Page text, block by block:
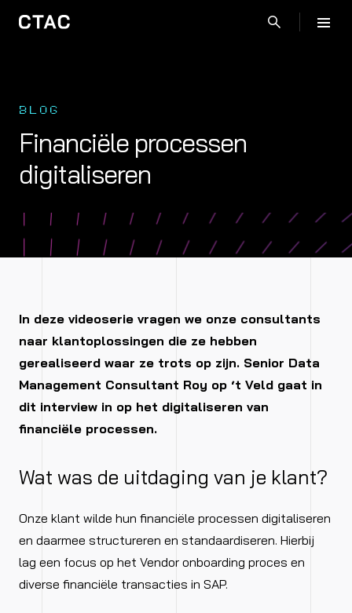
BLOG
Financiële processen
digitaliseren
In deze videoserie vragen we onze consultants
naar klantoplossingen die ze hebben
gerealiseerd waar ze trots op zijn. Senior Data
Management Consultant Roy op ‘t Veld gaat in
dit interview in op het digitaliseren van
financiële processen.
Wat was de uitdaging van je klant?
Onze klant wilde hun financiële processen digitaliseren
en daarmee structureren en standaardiseren. Hierbij
lag een focus op het Vendor onboarding proces en
diverse financiële transacties in SAP.